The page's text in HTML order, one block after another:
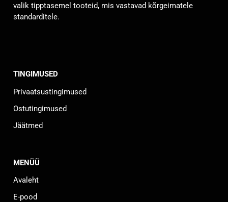
valik tipptasemel tooteid, mis vastavad kõrgeimatele
standarditele.
TINGIMUSED
Privaatsustingimused
Ostutingimused
Jäätmed
MENÜÜ
Avaleht
E-pood